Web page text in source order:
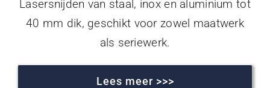
Lasersnijden van staal, inox en aluminium tot
40 mm dik, geschikt voor zowel maatwerk
als seriewerk.
Lees meer >>>